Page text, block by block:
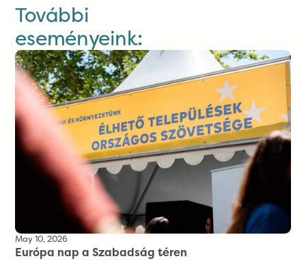
További
eseményeink:
May 10, 2026
Európa nap a Szabadság téren